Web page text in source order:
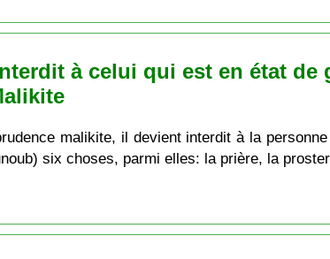
à celui qui est en état de
malikite, il devient interdit à la
six choses, parmi elles: la prière, la